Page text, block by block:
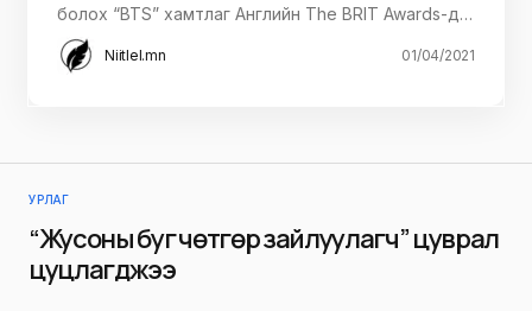
болох “BTS” хамтлаг Английн The BRIT Awards-д…
Niitlel.mn 01/04/2021
УРЛАГ
“Жусоны буг чөтгөр зайлуулагч” цуврал
цуцлагджээ